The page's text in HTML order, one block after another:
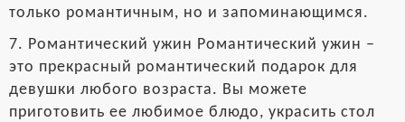
только романтичным, но и запоминающимся.
7. Романтический ужин Романтический ужин –
это прекрасный романтический подарок для
девушки любого возраста. Вы можете
приготовить ее любимое блюдо, украсить стол